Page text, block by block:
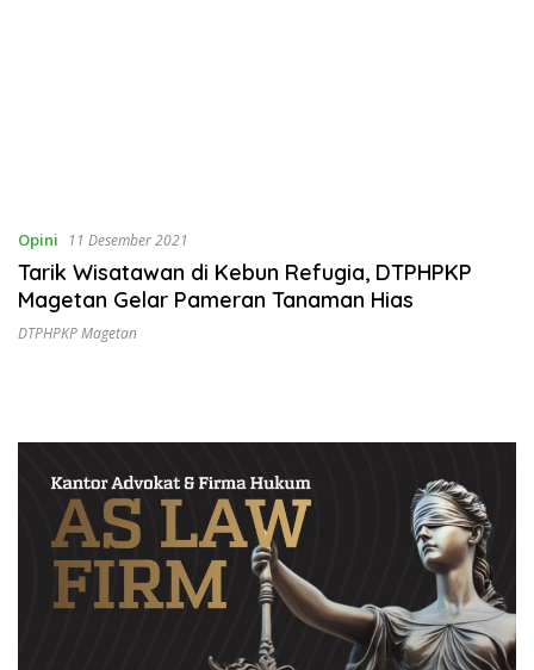
Opini 11 Desember 2021
Tarik Wisatawan di Kebun Refugia, DTPHPKP
Magetan Gelar Pameran Tanaman Hias
DTPHPKP Magetan